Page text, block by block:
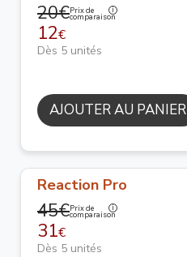
20€Prix de
comparaison
12€
Dès 5 unités
AJOUTER AU PANIER
Reaction Pro
45€Prix de
comparaison
31€
Dès 5 unités